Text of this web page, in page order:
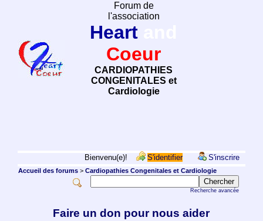
Forum de
l'association
Heart
Coeur
CARDIOPATHIES
CONGENITALES et
Cardiologie
Bienvenu(e)! S'identifier S'inscrire
Accueil des forums> Cardiopathies Congenitales et Cardiologie
Recherche avancée
Faire un don pour nous aider